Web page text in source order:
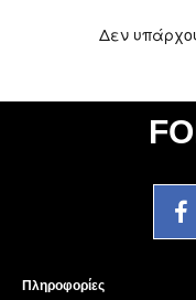
Δεν
Πληροφορίες